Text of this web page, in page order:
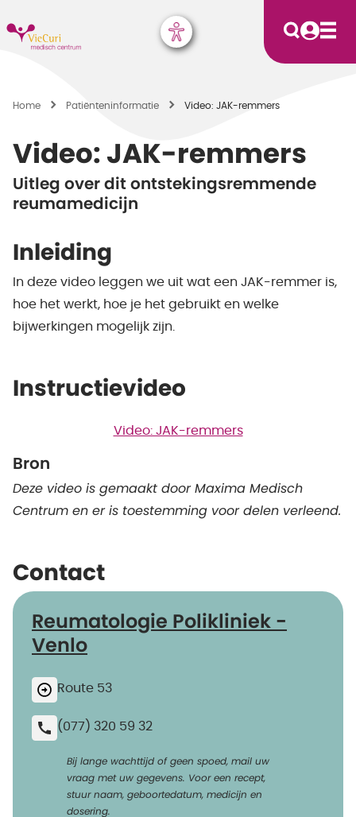
Home Patiënten­informatie Video: JAK-remmers
Video: JAK-remmers
Uitleg over dit ontstekingsremmende
reumamedicijn
Inleiding
In deze video leggen we uit wat een JAK-remmer is,
hoe het werkt, hoe je het gebruikt en welke
bijwerkingen mogelijk zijn.
Instructievideo
Video: JAK-remmers
Bron
Deze video is gemaakt door Maxima Medisch
Centrum en er is toestemming voor delen verleend.
Contact
Reumatologie Polikliniek -
Venlo
Route 53
(077) 320 59 32
Bij lange wachttijd of geen spoed, mail uw
vraag met uw gegevens. Voor een recept,
stuur naam, geboortedatum, medicijn en
dosering.